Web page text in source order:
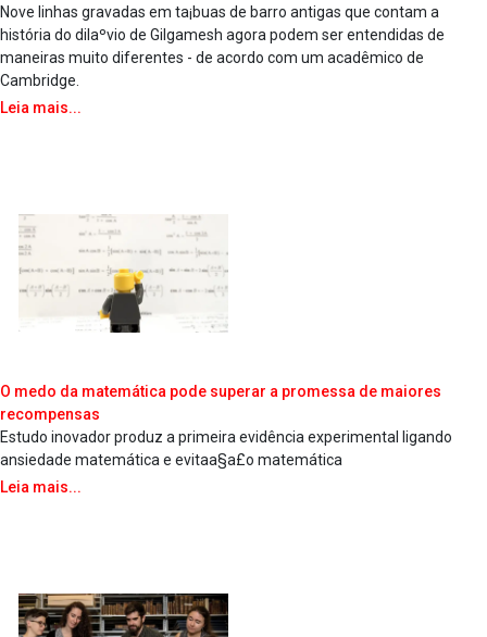
Nove linhas gravadas em ta¡buas de barro antigas que contam a
história do dilaºvio de Gilgamesh agora podem ser entendidas de
maneiras muito diferentes - de acordo com um acadêmico de
Cambridge.
Leia mais...
O medo da matemática pode superar a promessa de maiores
recompensas
Estudo inovador produz a primeira evidência experimental ligando
ansiedade matemática e evitaa§a£o matemática
Leia mais...